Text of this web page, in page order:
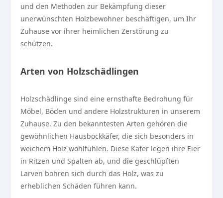
und den Methoden zur Bekämpfung dieser
unerwünschten Holzbewohner beschäftigen, um Ihr
Zuhause vor ihrer heimlichen Zerstörung zu
schützen.
Arten von Holzschädlingen
Holzschädlinge sind eine ernsthafte Bedrohung für
Möbel, Böden und andere Holzstrukturen in unserem
Zuhause. Zu den bekanntesten Arten gehören die
gewöhnlichen Hausbockkäfer, die sich besonders in
weichem Holz wohlfühlen. Diese Käfer legen ihre Eier
in Ritzen und Spalten ab, und die geschlüpften
Larven bohren sich durch das Holz, was zu
erheblichen Schäden führen kann.